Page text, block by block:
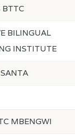
BTTC
BILINGUAL
INSTITUTE
MBENGWI